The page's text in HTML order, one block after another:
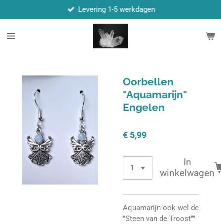
direct
naar
Levering 1-5 werkdagen
Oorbellen
"Aquamarijn"
Engelen
€ 5,99
In
winkelwagen
Aquamarijn ook wel de
"Steen van de Troost""